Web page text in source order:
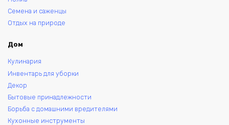
Семена и саженцы
Отдых на природе
Дом
Кулинария
Инвентарь для уборки
Декор
Бытовые принадлежности
Борьба с домашними вредителями
Кухонные инструменты